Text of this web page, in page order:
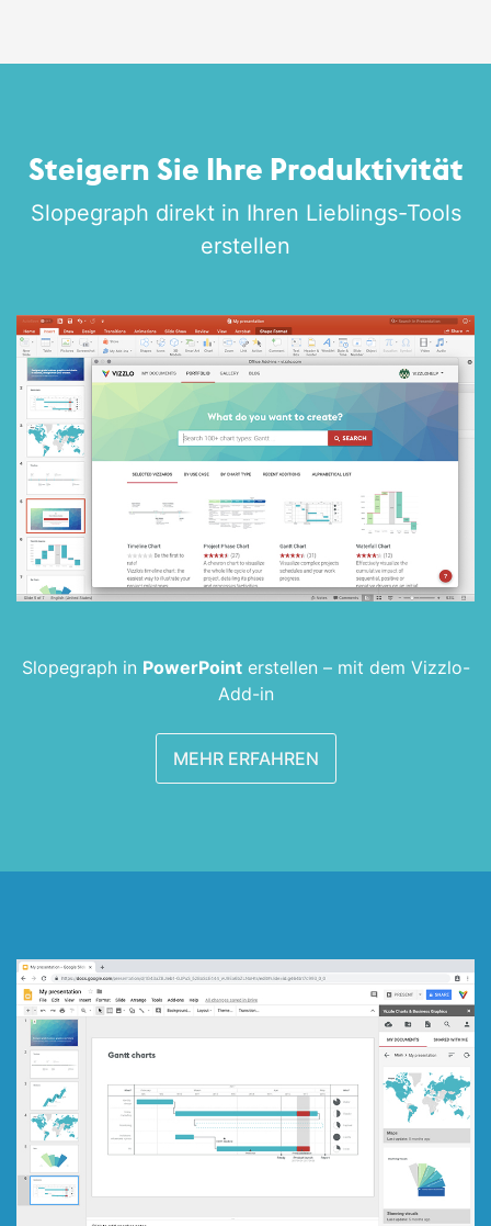
Steigern Sie Ihre Produktivität
Slopegraph direkt in Ihren Lieblings-Tools
erstellen
Slopegraph in PowerPointerstellen – mit dem Vizzlo-
Add-in
MEHR ERFAHREN